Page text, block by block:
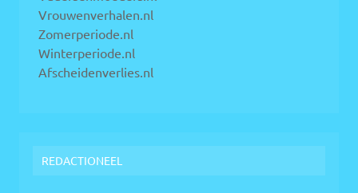
Vrouwenverhalen.nl
Zomerperiode.nl
Winterperiode.nl
Afscheidenverlies.nl
REDACTIONEEL